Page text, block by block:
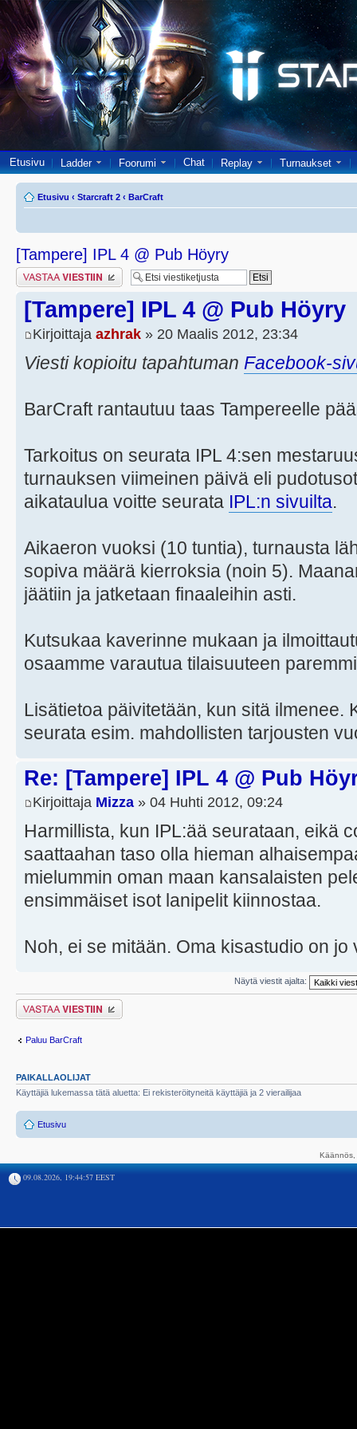
Etusivu Ladder Foorumi Chat Replay Turnaukset
Etusivu ‹ Starcraft 2 ‹ BarCraft
[Tampere] IPL 4 @ Pub Höyry
Lähetä vastaus
[Tampere] IPL 4 @ Pub Höyry
Kirjoittaja azhrak » 20 Maalis 2012, 23:34
Viesti kopioitu tapahtuman Facebook-
BarCraft rantautuu taas Tampereelle
Tarkoitus on seurata IPL 4:sen
turnauksen viimeinen päivä eli
aikataulua voitte seurata IPL:n sivuilta.
Aikaeron vuoksi (10 tuntia), turnausta
sopiva määrä kierroksia (noin 5).
jäätiin ja jatketaan finaaleihin asti.
Kutsukaa kaverinne mukaan ja
osaamme varautua tilaisuuteen
Lisätietoa päivitetään, kun sitä ilmenee.
seurata esim. mahdollisten tarjousten
Re: [Tampere] IPL 4 @ Pub
Kirjoittaja Mizza » 04 Huhti 2012, 09:24
Harmillista, kun IPL:ää seurataan, eikä
saattaahan taso olla hieman
mielummin oman maan kansalaisten
ensimmäiset isot lanipelit kiinnostaa.
Noh, ei se mitään. Oma kisastudio on
Näytä viestit ajalta:
Lähetä vastaus
Paluu BarCraft
PAIKALLAOLIJAT
Käyttäjiä lukemassa tätä aluetta: Ei rekisteröityneitä käyttäjiä ja 2 vierailijaa
Etusivu
09.08.2026, 19:44:57 EEST